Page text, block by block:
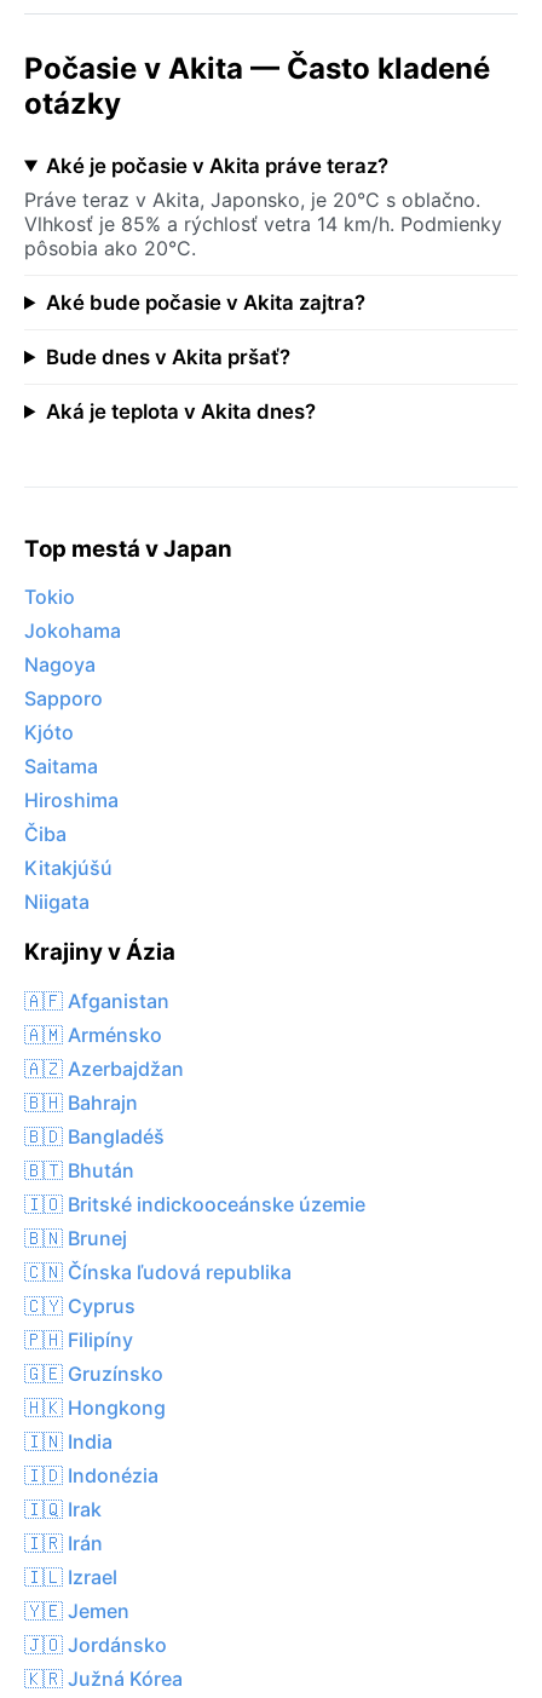
Počasie v Akita — Často kladené
otázky
Aké je počasie v Akita práve teraz?
Práve teraz v Akita, Japonsko, je 20°C s oblačno.
Vlhkosť je 85% a rýchlosť vetra 14 km/h. Podmienky
pôsobia ako 20°C.
Aké bude počasie v Akita zajtra?
Bude dnes v Akita pršať?
Aká je teplota v Akita dnes?
Top mestá v Japan
Tokio
Jokohama
Nagoya
Sapporo
Kjóto
Saitama
Hiroshima
Čiba
Kitakjúšú
Niigata
Krajiny v Ázia
🇦🇫 Afganistan
🇦🇲 Arménsko
🇦🇿 Azerbajdžan
🇧🇭 Bahrajn
🇧🇩 Bangladéš
🇧🇹 Bhután
🇮🇴 Britské indickooceánske územie
🇧🇳 Brunej
🇨🇳 Čínska ľudová republika
🇨🇾 Cyprus
🇵🇭 Filipíny
🇬🇪 Gruzínsko
🇭🇰 Hongkong
🇮🇳 India
🇮🇩 Indonézia
🇮🇶 Irak
🇮🇷 Irán
🇮🇱 Izrael
🇾🇪 Jemen
🇯🇴 Jordánsko
🇰🇷 Južná Kórea